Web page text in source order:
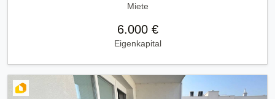
Miete
6.000 €
Eigenkapital